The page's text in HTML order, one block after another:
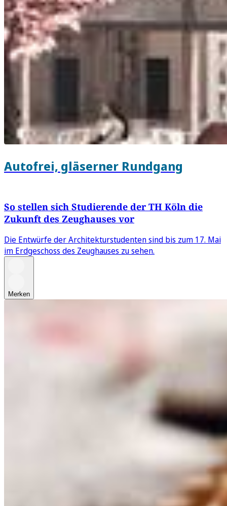
Autofrei, gläserner Rundgang
So stellen sich Studierende der TH Köln die
Zukunft des Zeughauses vor
Die Entwürfe der Architekturstudenten sind bis zum 17. Mai
im Erdgeschoss des Zeughauses zu sehen.
Merken